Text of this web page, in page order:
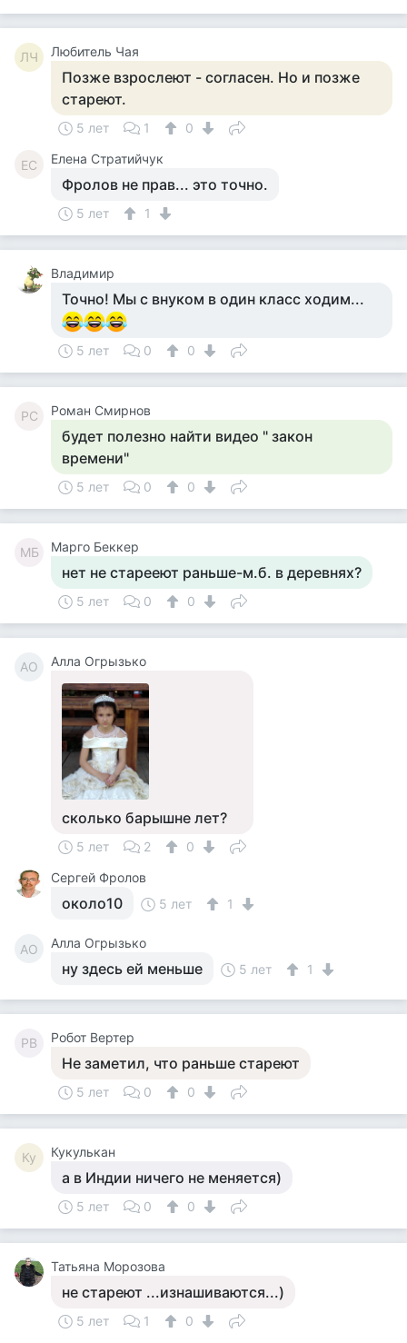
ЛЧ Любитель Чая
Позже взрослеют - согласен. Но и позже
стареют.
5 лет 1 0
ЕС Елена Стратийчук
Фролов не прав... это точно.
5 лет 1
Владимир
Точно! Мы с внуком в один класс ходим...
5 лет 0 0
РС Роман Смирнов
будет полезно найти видео " закон
времени"
5 лет 0 0
МБ Марго Беккер
нет не старееют раньше-м.б. в деревнях?
5 лет 0 0
АО Алла Огрызько
сколько барышне лет?
5 лет 2
0
Сергей Фролов
около10 5 лет 1
АО Алла Огрызько
ну здесь ей меньше 5 лет 1
РВ Робот Вертер
Не заметил, что раньше стареют
5 лет 0 0
Ку Кукулькан
а в Индии ничего не меняется)
5 лет 0 0
Татьяна Морозова
не стареют ...изнашиваются...)
5 лет 1 0